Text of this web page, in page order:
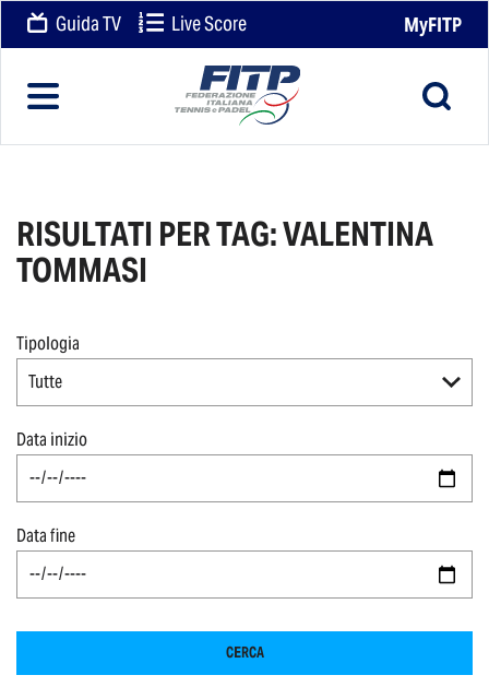
Guida TV Live Score MyFITP
RISULTATI PER TAG: VALENTINA
TOMMASI
Tipologia
Tutte
Data inizio
Data fine
CERCA